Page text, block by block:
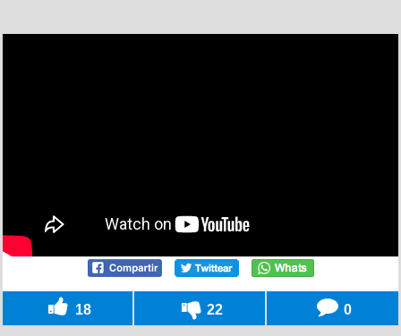
18 22 0